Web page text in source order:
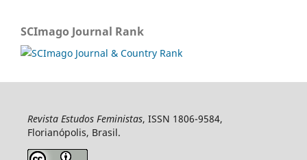
SCImago Journal Rank
Revista Estudos Feministas, ISSN 1806-9584,
Florianópolis, Brasil.